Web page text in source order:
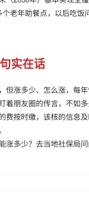
个老年助餐点，以后吃饭
实在话
但涨多少、怎么涨，每
着朋友圈的传言，不如
费按时缴，该核的信息
涨多少？去当地社保局问